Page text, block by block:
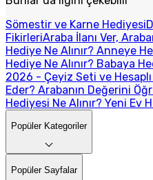
Sömestir ve Karne Hediyesi
FikirleriAraba İlanı Ver,
Hediye Ne Alınır? Anneye
Hediye Ne Alınır? Babaya
2026 - Çeyiz Seti ve
Eder? Arabanın Değerini
Hediyesi Ne Alınır? Yeni Ev
Popüler Kategoriler
Popüler Sayfalar